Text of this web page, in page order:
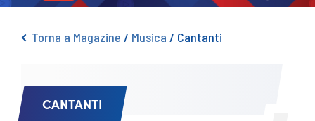
Torna a Magazine / Musica / Cantanti
CANTANTI